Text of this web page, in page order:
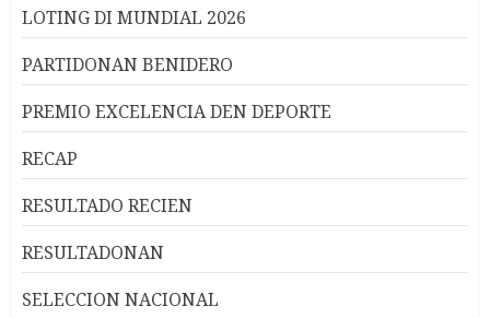
LOTING DI MUNDIAL 2026
PARTIDONAN BENIDERO
PREMIO EXCELENCIA DEN DEPORTE
RECAP
RESULTADO RECIEN
RESULTADONAN
SELECCION NACIONAL